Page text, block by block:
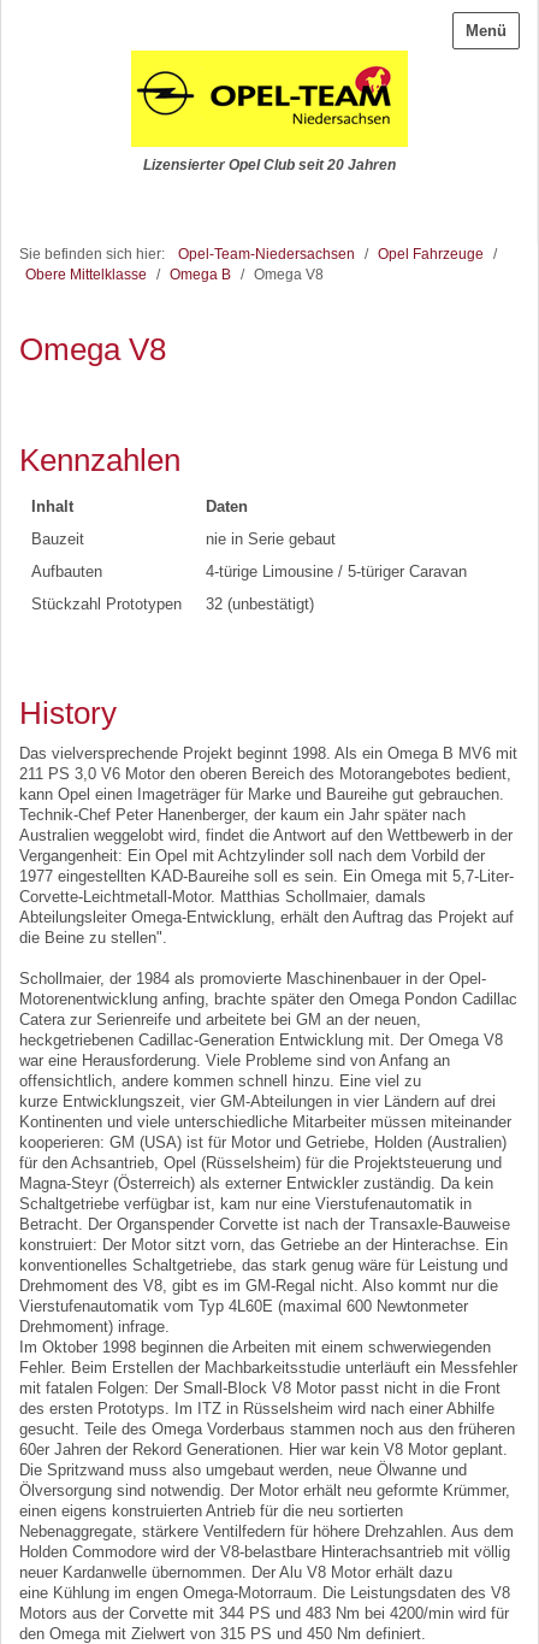
Menü
Lizensierter Opel Club seit 20 Jahren
Sie befinden sich hier: Opel-Team-Niedersachsen / Opel Fahrzeuge
/
Obere Mittelklasse
/ Omega B / Omega V8
Omega V8
Kennzahlen
Inhalt
Daten
Bauzeit
nie in Serie gebaut
Aufbauten
4-türige Limousine / 5-türiger Caravan
Stückzahl Prototypen
32 (unbestätigt)
History
Das vielversprechende Projekt beginnt 1998. Als ein Omega B MV6 mit
211 PS 3,0 V6 Motor den oberen Bereich des Motorangebotes bedient,
kann Opel einen Imageträger für Marke und Baureihe gut gebrauchen.
Technik-Chef Peter Hanenberger, der kaum ein Jahr später nach
Australien weggelobt wird, findet die Antwort auf den Wettbewerb in der
Vergangenheit: Ein Opel mit Achtzylinder soll nach dem Vorbild der
1977 eingestellten KAD-Baureihe soll es sein. Ein Omega mit 5,7-Liter-
Corvette-Leichtmetall-Motor. Matthias Schollmaier, damals
Abteilungsleiter Omega-Entwicklung, erhält den Auftrag das Projekt auf
die Beine zu stellen".
Schollmaier, der 1984 als promovierte Maschinenbauer in der Opel-
Motorenentwicklung anfing, brachte später den Omega Pondon Cadillac
Catera zur Serienreife und arbeitete bei GM an der neuen,
heckgetriebenen Cadillac-Generation Entwicklung mit. Der Omega V8
war eine Herausforderung. Viele Probleme sind von Anfang an
offensichtlich, andere kommen schnell hinzu. Eine viel zu
kurze Entwicklungszeit, vier GM-Abteilungen in vier Ländern auf drei
Kontinenten und viele unterschiedliche Mitarbeiter müssen miteinander
kooperieren: GM (USA) ist für Motor und Getriebe, Holden (Australien)
für den Achsantrieb, Opel (Rüsselsheim) für die Projektsteuerung und
Magna-Steyr (Österreich) als externer Entwickler zuständig. Da kein
Schaltgetriebe verfügbar ist, kam nur eine Vierstufenautomatik in
Betracht. Der Organspender Corvette ist nach der Transaxle-Bauweise
konstruiert: Der Motor sitzt vorn, das Getriebe an der Hinterachse. Ein
konventionelles Schaltgetriebe, das stark genug wäre für Leistung und
Drehmoment des V8, gibt es im GM-Regal nicht. Also kommt nur die
Vierstufenautomatik vom Typ 4L60E (maximal 600 Newtonmeter
Drehmoment) infrage.
Im Oktober 1998 beginnen die Arbeiten mit einem schwerwiegenden
Fehler. Beim Erstellen der Machbarkeitsstudie unterläuft ein Messfehler
mit fatalen Folgen: Der Small-Block V8 Motor passt nicht in die Front
des ersten Prototyps. Im ITZ in Rüsselsheim wird nach einer Abhilfe
gesucht. Teile des Omega Vorderbaus stammen noch aus den früheren
60er Jahren der Rekord Generationen. Hier war kein V8 Motor geplant.
Die Spritzwand muss also umgebaut werden, neue Ölwanne und
Ölversorgung sind notwendig. Der Motor erhält neu geformte Krümmer,
einen eigens konstruierten Antrieb für die neu sortierten
Nebenaggregate, stärkere Ventilfedern für höhere Drehzahlen. Aus dem
Holden Commodore wird der V8-belastbare Hinterachsantrieb mit völlig
neuer Kardanwelle übernommen. Der Alu V8 Motor erhält dazu
eine Kühlung im engen Omega-Motorraum. Die Leistungsdaten des V8
Motors aus der Corvette mit 344 PS und 483 Nm bei 4200/min wird für
den Omega mit Zielwert von 315 PS und 450 Nm definiert.